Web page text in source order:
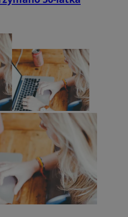
NGINX Inc.
bh.contextweb.com
CookieScript
m-ce.pl